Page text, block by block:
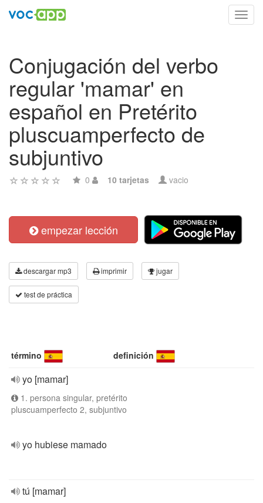
Conjugación del verbo
regular 'mamar' en
español en Pretérito
pluscuamperfecto de
subjuntivo
0 10 tarjetas vacio
empezar lección
descargar mp3 imprimir jugar
test de práctica
término definición
yo [mamar]
1. persona singular, pretérito
pluscuamperfecto 2, subjuntivo
yo hubiese mamado
tú [mamar]